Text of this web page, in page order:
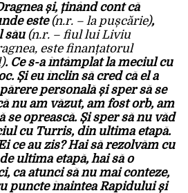
și, ținând cont că
este(n.r. – la pușcărie),
său (n.r. – fiul lui Liviu
este finanțatorul
. Ce s-a întâmplat la meciul cu
Și eu înclin să cred că el a
personală și sper să se
nu am văzut, am fost orb, am
se oprească. Și sper să nu văd
cu Turris, din ultima etapă.
ce au zis? Hai să rezolvăm cu
ultima etapă, hai să o
ca atunci să nu mai conteze,
puncte înaintea Rapidului și